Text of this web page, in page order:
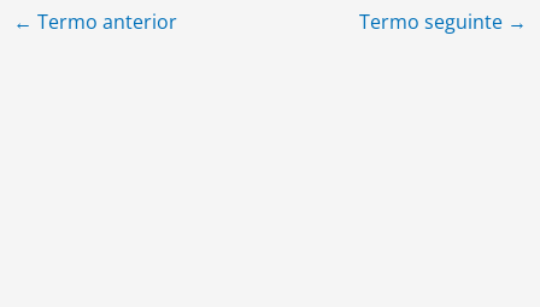
← Termo anterior Termo seguinte →